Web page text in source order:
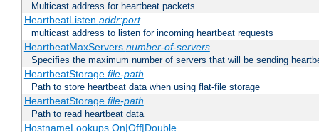
Multicast address for heartbeat packets
HeartbeatListen addr:port
multicast address to listen for incoming heartbeat requests
HeartbeatMaxServers number-of-servers
Specifies the maximum number of servers that will be sending
HeartbeatStorage file-path
Path to store heartbeat data when using flat-file storage
HeartbeatStorage file-path
Path to read heartbeat data
HostnameLookups On|Off|Double